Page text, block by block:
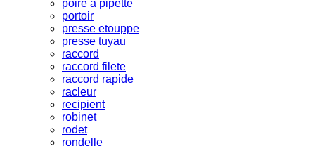
poire a pipette
portoir
presse etouppe
presse tuyau
raccord
raccord filete
raccord rapide
racleur
recipient
robinet
rodet
rondelle